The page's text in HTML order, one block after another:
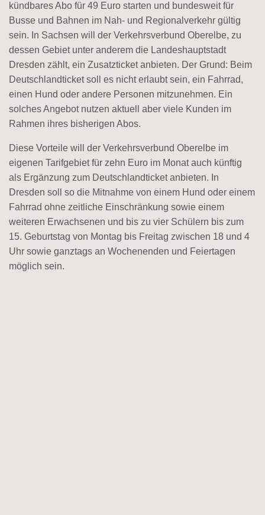
kündbares Abo für 49 Euro starten und bundesweit für
Busse und Bahnen im Nah- und Regionalverkehr gültig
sein. In Sachsen will der Verkehrsverbund Oberelbe, zu
dessen Gebiet unter anderem die Landeshauptstadt
Dresden zählt, ein Zusatzticket anbieten. Der Grund: Beim
Deutschlandticket soll es nicht erlaubt sein, ein Fahrrad,
einen Hund oder andere Personen mitzunehmen. Ein
solches Angebot nutzen aktuell aber viele Kunden im
Rahmen ihres bisherigen Abos.
Diese Vorteile will der Verkehrsverbund Oberelbe im
eigenen Tarifgebiet für zehn Euro im Monat auch künftig
als Ergänzung zum Deutschlandticket anbieten. In
Dresden soll so die Mitnahme von einem Hund oder einem
Fahrrad ohne zeitliche Einschränkung sowie einem
weiteren Erwachsenen und bis zu vier Schülern bis zum
15. Geburtstag von Montag bis Freitag zwischen 18 und 4
Uhr sowie ganztags an Wochenenden und Feiertagen
möglich sein.